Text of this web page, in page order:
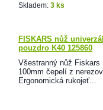
Skladem: 3 ks
FISKARS nůž
pouzdro K40 125860
Všestranný nůž Fiskars
100mm čepelí z
Ergonomická rukojeť...